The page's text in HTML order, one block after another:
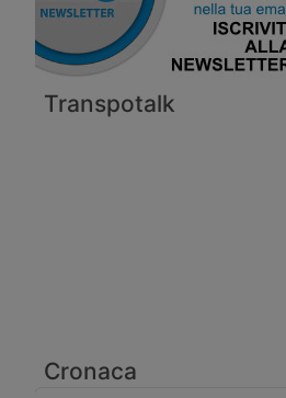
Transpotalk
Cronaca